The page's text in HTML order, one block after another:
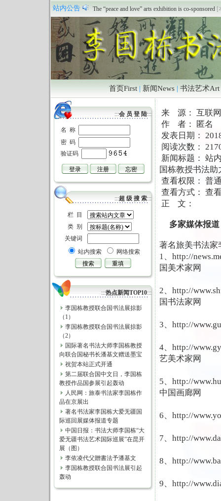
站内公告
The “peace and love” arts exhibition is co-sponsored [
首页First | 新闻News | 书法艺术Art
:::会 员 登 陆:::
名 称
密 码
验证码
:::超 级 搜 索:::
栏 目
类 别
关键词
站内搜索
网络搜索
:::热点新闻TOP10:::
李国栋教授联合国书法展掠影
（1）
李国栋教授联合国书法展掠影
（2）
国际著名书法大师李国栋教授
向联合国秘书长潘基文赠送墨宝
祝贺本站正式开通
第二届联合国中文日，李国栋
教授作品国参展引起轰动
人民网：旅泰书法家李国栋作
品在京展出
著名书法家李国栋大爱无疆国
际巡回展媒体报道专题
中国日报：书法大师李国栋“大
爱无疆书法艺术国际巡展”在昆开
展（图）
李依凌代父贈書法予潘基文
李国栋教授联合国书法展引起
轰动
来 源： 互联网
作 者： 匿名
发表日期：
阅读次数：
新闻标题： 站
国栋教授书法
查看权限： 普
查看方式： 查
正 文：
多家媒体报
著名旅美书法家
1、http://
国美术家网
2、http://
国书法家网
3、http://
4、http://
艺美术家网
5、http://
中国画廊网
6、 http://
7、http://
8、http://
9、http://